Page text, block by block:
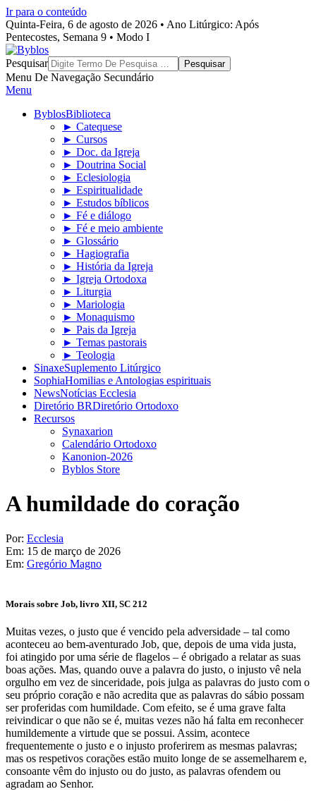
Ir para o conteúdo
Quinta-Feira, 6 de agosto de 2026 • Ano Litúrgico: Após
Pentecostes, Semana 9 • Modo I
Byblos
Pesquisar
Menu De Navegação Secundário
Menu
ByblosBiblioteca
► Catequese
► Cursos
► Doc. da Igreja
► Doutrina Social
► Eclesiologia
► Espiritualidade
► Estudos bíblicos
► Fé e diálogo
► Fé e meio ambiente
► Glossário
► Hagiografia
► História da Igreja
► Igreja Ortodoxa
► Liturgia
► Mariologia
► Monaquismo
► Pais da Igreja
► Temas pastorais
► Teologia
SinaxeSuplemento Litúrgico
SophiaHomilias e Antologias espirituais
NewsNotícias Ecclesia
Diretório BRDiretório Ortodoxo
Recursos
Synaxarion
Calendário Ortodoxo
Kanonion-2026
Byblos Store
A humildade do coração
Por: Ecclesia
Em: 15 de março de 2026
Em: Gregório Magno
Morais sobre Job, livro XII, SC 212
Muitas vezes, o justo que é vencido pela adversidade – tal como
aconteceu ao bem-aventurado Job, que, depois de uma vida justa,
foi atingido por uma série de flagelos – é obrigado a relatar as suas
boas ações. Mas, quando ouve a palavra do justo, o injusto vê nela
orgulho em vez de sinceridade, pois julga as palavras do justo com o
seu próprio coração e não acredita que as palavras do sábio possam
ser proferidas com humildade. Com efeito, se é uma grave falta
reivindicar o que não se é, muitas vezes não há falta em reconhecer
humildemente a virtude que se possui. Assim, acontece
frequentemente o justo e o injusto proferirem as mesmas palavras;
mas os respetivos corações estão muito longe de se assemelharem e,
consoante vêm do injusto ou do justo, as palavras ofendem ou
agradam ao Senhor.